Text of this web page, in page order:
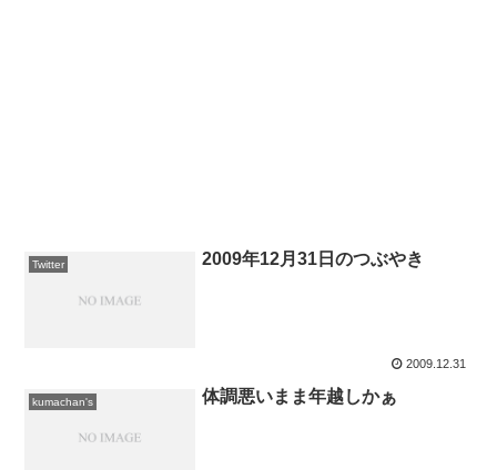
Twitter 2009年12月31日のつぶやき
2009.12.31
kumachan's 体調悪いまま年越しかぁ